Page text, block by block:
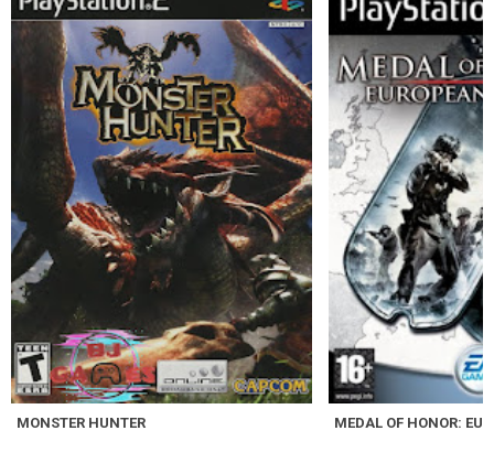
MONSTER HUNTER MEDAL OF HONOR: